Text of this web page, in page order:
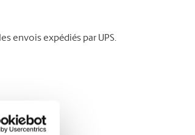
envois expédiés par UPS.